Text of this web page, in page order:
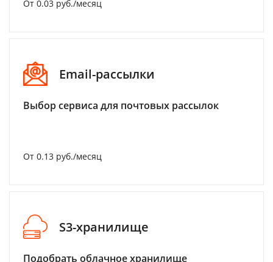
От 0.03 руб./месяц
Email-рассылки
Выбор сервиса для почтовых рассылок
От 0.13 руб./месяц
S3-хранилище
Подобрать облачное хранилище